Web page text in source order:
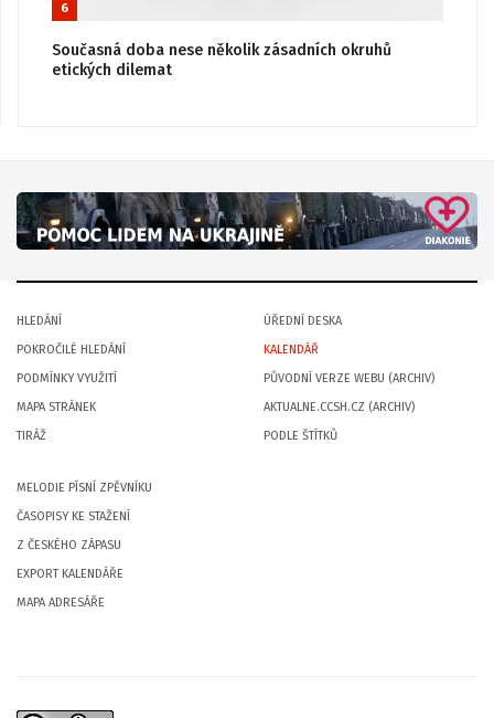
6
Současná doba nese několik zásadních okruhů
etických dilemat
HLEDÁNÍ
POKROČILÉ HLEDÁNÍ
PODMÍNKY VYUŽITÍ
MAPA STRÁNEK
TIRÁŽ
ÚŘEDNÍ DESKA
KALENDÁŘ
PŮVODNÍ VERZE WEBU (ARCHIV)
AKTUALNE.CCSH.CZ (ARCHIV)
PODLE ŠTÍTKŮ
MELODIE PÍSNÍ ZPĚVNÍKU
ČASOPISY KE STAŽENÍ
Z ČESKÉHO ZÁPASU
EXPORT KALENDÁŘE
MAPA ADRESÁŘE